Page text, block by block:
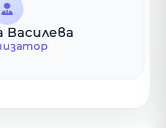
Василева